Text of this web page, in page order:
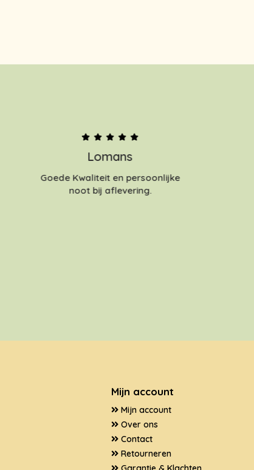
Lomans
Goede Kwaliteit en persoonlijke
noot bij aflevering.
Mijn account
Mijn account
Over ons
Contact
Retourneren